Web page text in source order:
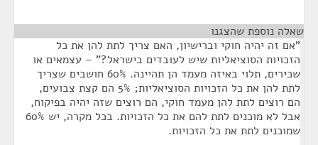
שאלה נוספת שהצגנו
"אם זה יהיה חוקי וברישיון, האם צריך לתת להן את כל
הזכויות הסוציאליות שיש לעובדים בישראל?" – עצמאים או
שכירים, תלוי באיזה מעמד הן תהיינה. 60% חושבים שצריך
לתת להן את כל הזכויות הסוציאליות; 5% הם קצת צבועים,
הם רוצים לתת להן מעמד חוקי, הם רוצים שזה יהיה בפיקוח,
אבל לא מוכנים לתת להם את כל הזכויות. בכל מקרה, יש 60%
שמוכנים לתת את כל הזכויות.